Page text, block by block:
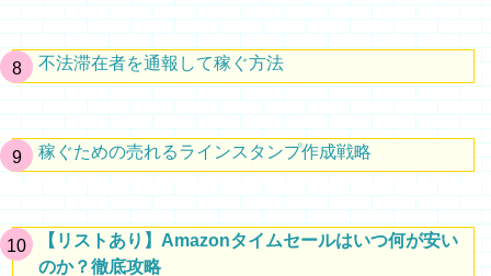
不法滞在者を通報して稼ぐ方法
稼ぐための売れるラインスタンプ作成戦略
【リストあり】Amazonタイムセールはいつ何が安い
のか？徹底攻略